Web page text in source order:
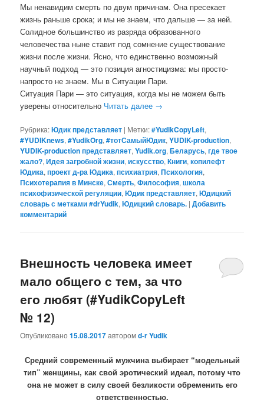
Мы ненавидим смерть по двум причинам. Она пресекает
жизнь раньше срока; и мы не знаем, что дальше — за ней.
Солидное большинство из разряда образованного
человечества ныне ставит под сомнение существование
жизни после жизни. Ясно, что единственно возможный
научный подход — это позиция агностицизма: мы просто-
напросто не знаем. Мы в Ситуации Пари.
Ситуация Пари — это ситуация, когда мы не можем быть
уверены относительно Читать далее →
Рубрика:Юдик представляет | Метки:#YudikCopyLeft,
#YUDIKnews,#YudikOrg,#тотСамыйЮдик,YUDIK-production,
YUDIK-production представляет,Yudik.org,Беларусь,где твое
жало?,Идея загробной жизни,искусство,Книги,копилефт
Юдика,проект д-ра Юдика,психиатрия,Психология,
Психотерапия в Минске,Смерть,Философия,школа
психофизической регуляции,Юдик представляет,Юдицкий
словарь с метками #‎drYudik,Юдицкий словарь. |Добавить
комментарий
Внешность человека имеет
мало общего с тем, за что
его любят (#YudikCopyLeft
№ 12)
Опубликовано15.08.2017авторомd-r Yudik
Средний современный мужчина выбирает “модельный
тип” женщины, как свой эротический идеал, потому что
она не может в силу своей безликости обременить его
ответственностью.